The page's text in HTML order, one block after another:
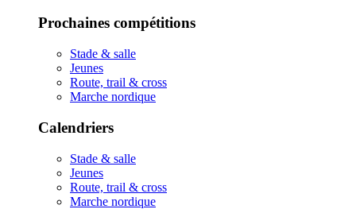
Prochaines compétitions
Stade & salle
Jeunes
Route, trail & cross
Marche nordique
Calendriers
Stade & salle
Jeunes
Route, trail & cross
Marche nordique